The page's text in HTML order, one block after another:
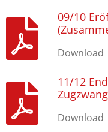
09/10
Download
11/12
Download